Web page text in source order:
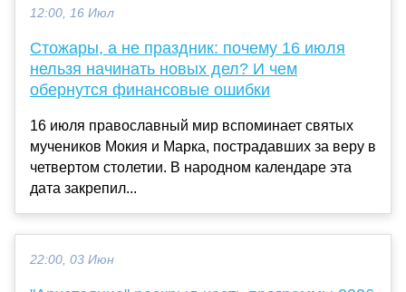
12:00, 16 Июл
Стожары, а не праздник: почему 16 июля
нельзя начинать новых дел? И чем
обернутся финансовые ошибки
16 июля православный мир вспоминает святых
мучеников Мокия и Марка, пострадавших за веру в
четвертом столетии. В народном календаре эта
дата закрепил...
22:00, 03 Июн